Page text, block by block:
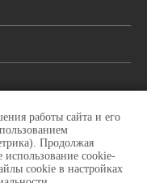
работы сайта и его
Продолжая
использование cookie-
cookie в настройках